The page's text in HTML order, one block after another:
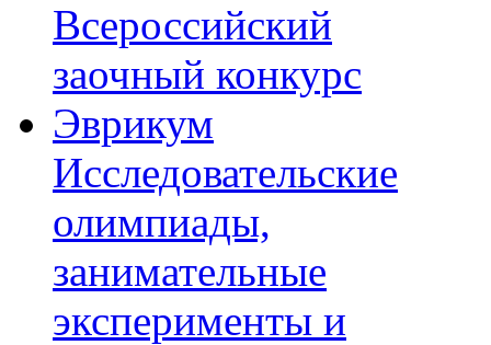
Всероссийский
заочный конкурс
Эврикум
Исследовательские
олимпиады,
занимательные
эксперименты и